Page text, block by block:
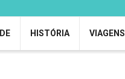
HISTÓRIA VIAGENS